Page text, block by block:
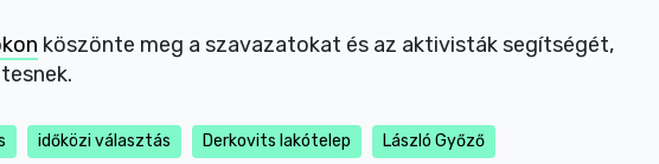
köszönte meg a szavazatokat és az aktivisták segítségét,
időközi választás Derkovits lakótelep László Győző